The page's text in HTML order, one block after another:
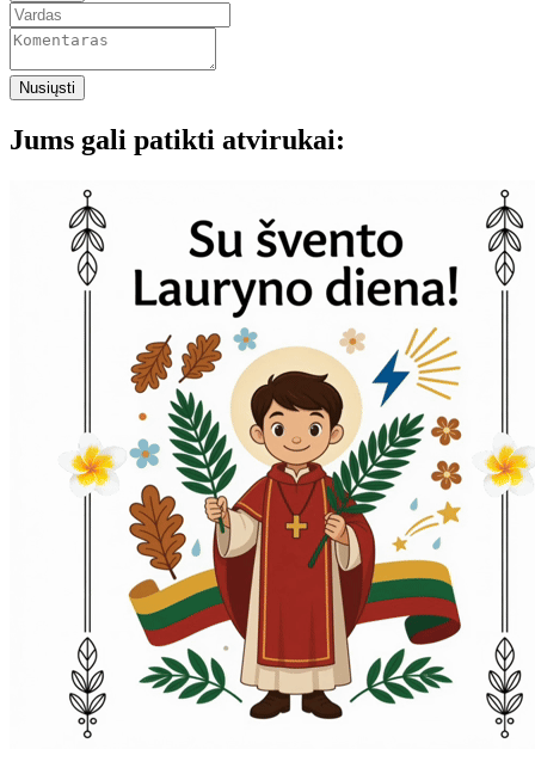
Nusiųsti
Jums gali patikti atvirukai: